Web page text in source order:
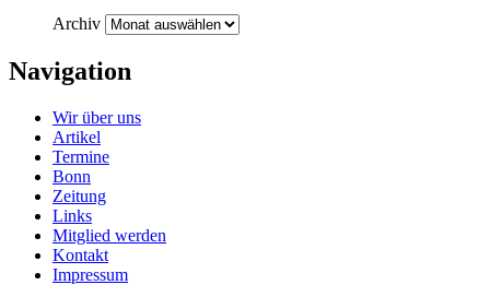
Archiv
Navigation
Wir über uns
Artikel
Termine
Bonn
Zeitung
Links
Mitglied werden
Kontakt
Impressum